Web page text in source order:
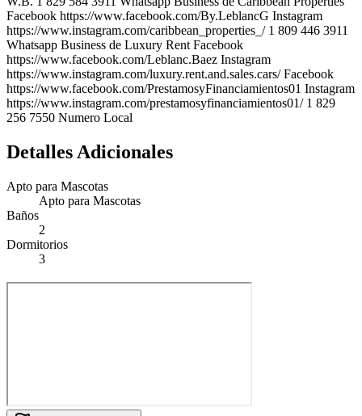
Facebook https://www.facebook.com/By.LeblancG Instagram
https://www.instagram.com/caribbean_properties_/ 1 809 446 3911
Whatsapp Business de Luxury Rent Facebook
https://www.facebook.com/Leblanc.Baez Instagram
https://www.instagram.com/luxury.rent.and.sales.cars/ Facebook
https://www.facebook.com/PrestamosyFinanciamientos01 Instagram
https://www.instagram.com/prestamosyfinanciamientos01/ 1 829
256 7550 Numero Local
Detalles Adicionales
Apto para Mascotas
Apto para Mascotas
Baños
2
Dormitorios
3